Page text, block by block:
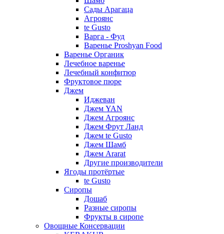
Сады Арагаца
Агроянс
te Gusto
Варга - Фуд
Варенье Proshyan Food
Варенье Органик
Лечебное варенье
Лечебный конфитюр
Фруктовое пюре
Джем
Иджеван
Джем YAN
Джем Агроянс
Джем Фрут Ланд
Джем te Gusto
Джем Шамб
Джем Ararat
Другие производители
Ягоды протёртые
te Gusto
Сиропы
Дошаб
Разные сиропы
Фрукты в сиропе
Овощные Консервации